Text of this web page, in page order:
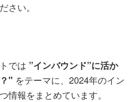
さい。
では ”インバウンド”に活か
" をテーマに、2024年のイン
情報をまとめています。